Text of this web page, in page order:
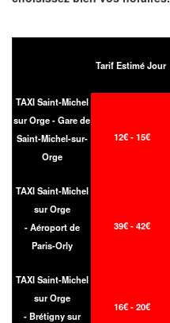
Tarif Estimé Jour
TAXI Saint-Michel
sur Orge - Gare de
Saint-Michel-sur-
Orge
12€ - 15€
TAXI Saint-Michel
sur Orge
- Aéroport de
Paris-Orly
39€ - 42€
TAXI Saint-Michel
sur Orge
- Brétigny sur
16€ - 20€